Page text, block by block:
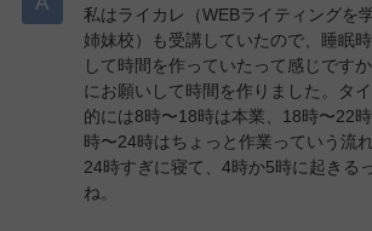
私はライカレ（WEBライティングを
姉妹校）も受講していたので、睡眠
して時間を作っていたって感じです
にお願いして時間を作りました。タ
的には8時〜18時は本業、18時〜22
時〜24時はちょっと作業っていう流
24時すぎに寝て、4時か5時に起きる
ね。